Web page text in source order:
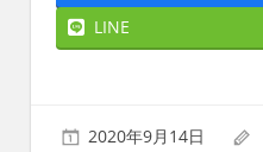
LINE
2020年9月14日